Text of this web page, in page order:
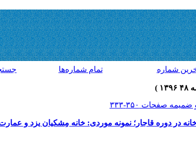
شماره تمام شماره‌ها
در دوره قاجار؛ نمونه موردی: خانه مِشکیان یزد و